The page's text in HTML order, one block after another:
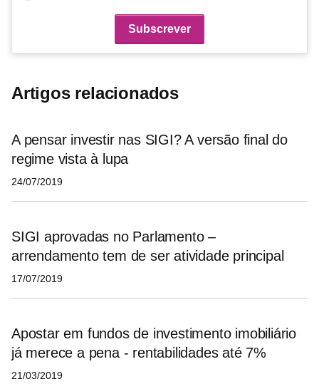
Artigos relacionados
A pensar investir nas SIGI? A versão final do
regime vista à lupa
24/07/2019
SIGI aprovadas no Parlamento –
arrendamento tem de ser atividade principal
17/07/2019
Apostar em fundos de investimento imobiliário
já merece a pena - rentabilidades até 7%
21/03/2019